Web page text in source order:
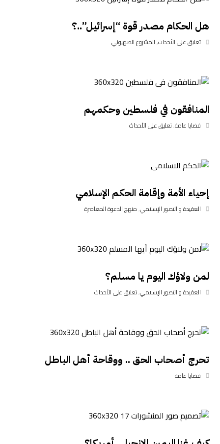
هل الحكام مصدر قوة “إسرائيل”..؟
تعليق على الأحداث,المشروع الصهيوني
المنافقون في فلسطين وحكمهم
قضايا عامة,تعليق على الأحداث
إحياء الأمة وإقامة الحكم الإسلامي
العقيدة و التصور الإسلامي,منهج الدعوة المعاصرة
لمن ولاؤك اليوم يا مسلم؟
العقيدة و التصور الإسلامي,تعليق على الأحداث
تحرج أصحاب الحق .. ووقاحة أهل الباطل
قضايا عامة